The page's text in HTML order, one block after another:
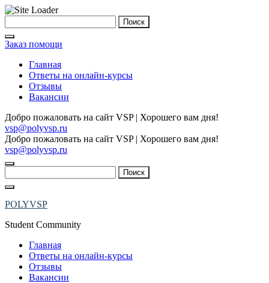
to
content
Заказ помощи
Главная
Ответы на онлайн-курсы
Отзывы
Вакансии
Добро пожаловать на сайт VSP | Хорошего вам дня!
vsp@polyvsp.ru
Добро пожаловать на сайт VSP | Хорошего вам дня!
vsp@polyvsp.ru
POLYVSP
Student Community
Главная
Ответы на онлайн-курсы
Отзывы
Вакансии